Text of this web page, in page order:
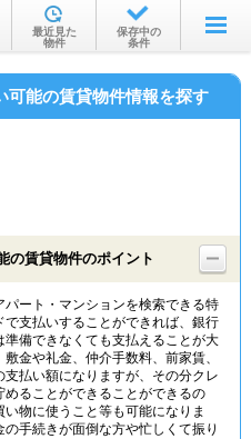
探す
線・駅から
件特集から
最近見た
物件
保存中の
条件
可能の賃貸物件情報を探す
の賃貸物件のポイント
ート・マンションを検索できる特
支払いすることができれば、銀行
備できなくても支払えることが大
金や礼金、仲介手数料、前家賃、
払い額になりますが、その分クレ
ることができることができるの
物に使うこと等も可能になりま
手続きが面倒な方や忙しくて振り